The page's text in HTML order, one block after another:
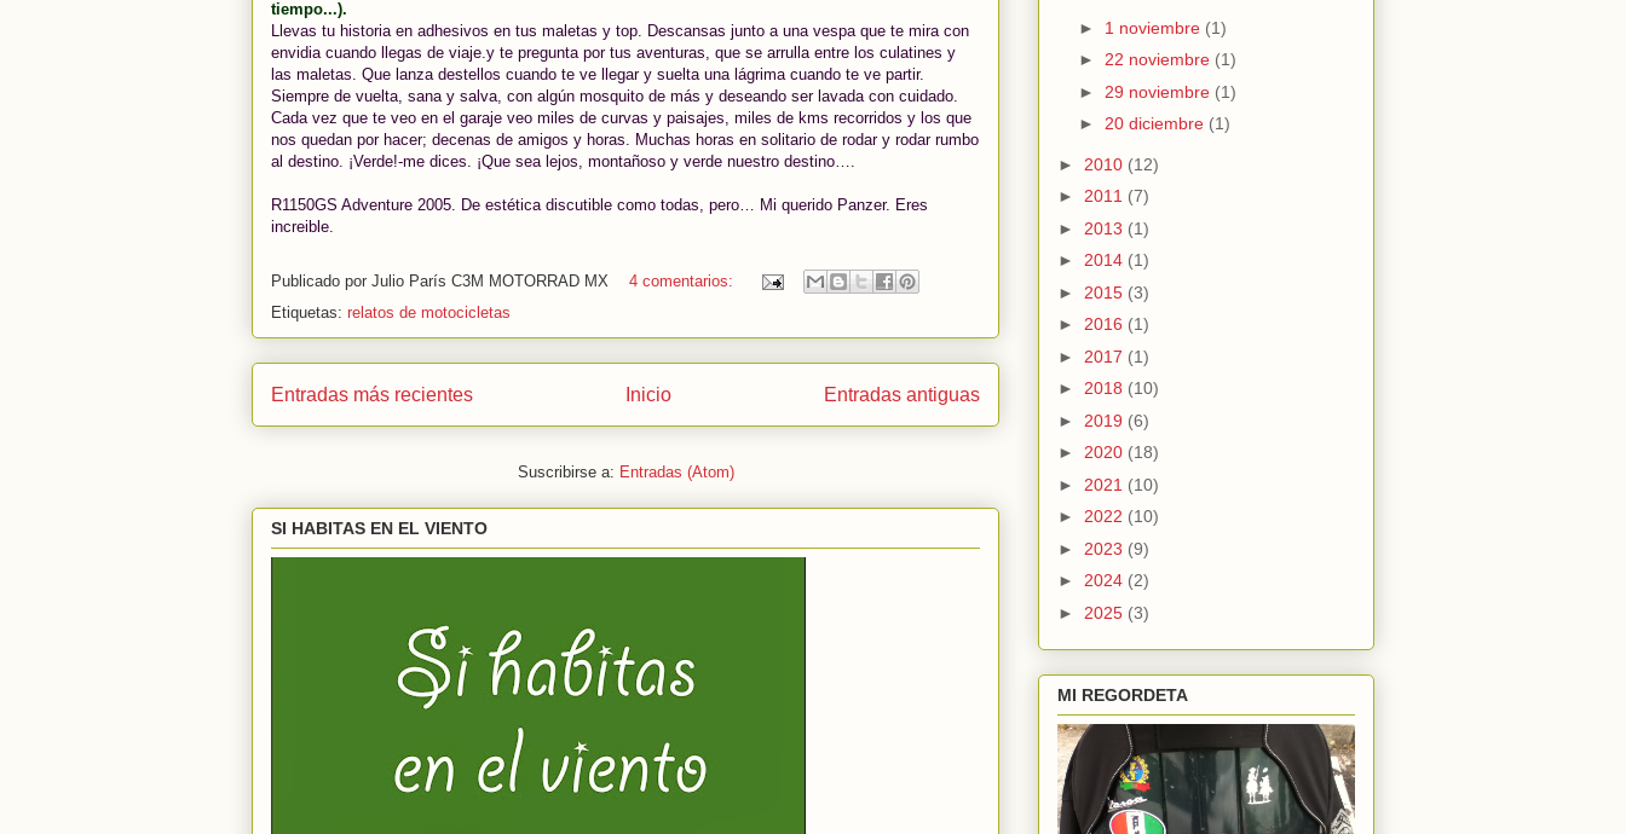
tiempo...).
Llevas tu historia en adhesivos en tus maletas y top. Descansas junto a una vespa que te mira con
envidia cuando llegas de viaje.y te pregunta por tus aventuras, que se arrulla entre los culatines y
las maletas. Que lanza destellos cuando te ve llegar y suelta una lágrima cuando te ve partir.
Siempre de vuelta, sana y salva, con algún mosquito de más y deseando ser lavada con cuidado.
Cada vez que te veo en el garaje veo miles de curvas y paisajes, miles de kms recorridos y los que
nos quedan por hacer; decenas de amigos y horas. Muchas horas en solitario de rodar y rodar rumbo
al destino. ¡Verde!-me dices. ¡Que sea lejos, montañoso y verde nuestro destino….
R1150GS Adventure 2005. De estética discutible como todas, pero… Mi querido Panzer. Eres
increible.
Publicado por Julio París C3M MOTORRAD MX
4 comentarios:
Etiquetas: relatos de motocicletas
Entradas más recientes Entradas antiguas
Inicio
Suscribirse a: Entradas (Atom)
SI HABITAS EN EL VIENTO
► 1 noviembre (1)
► 22 noviembre (1)
► 29 noviembre (1)
► 20 diciembre (1)
► 2010 (12)
► 2011 (7)
► 2013 (1)
► 2014 (1)
► 2015 (3)
► 2016 (1)
► 2017 (1)
► 2018 (10)
► 2019 (6)
► 2020 (18)
► 2021 (10)
► 2022 (10)
► 2023 (9)
► 2024 (2)
► 2025 (3)
MI REGORDETA